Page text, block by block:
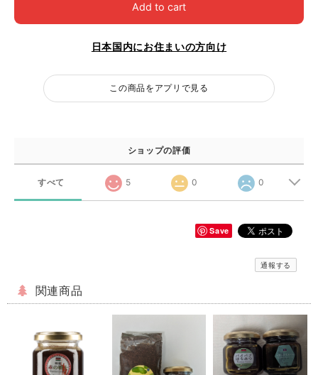
Add to cart
日本国内にお住まいの方向け
この商品をアプリで見る
ショップの評価
すべて 5 0 0
Save
通報する
関連商品